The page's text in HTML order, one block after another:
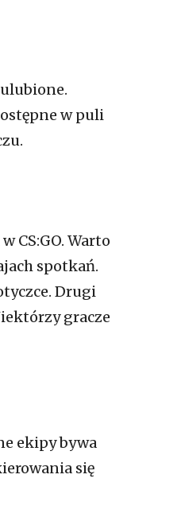
w puli
CS:GO. Warto
spotkań.
Drugi
gracze
ekipy bywa
się